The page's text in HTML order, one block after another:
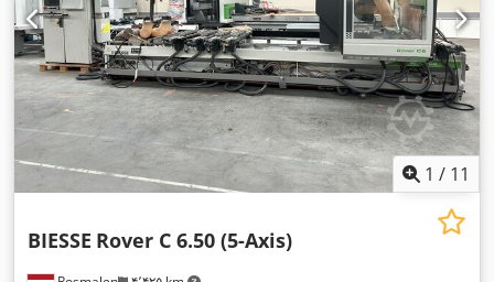
1 / 11
BIESSE Rover C 6.50 (5-Axis)